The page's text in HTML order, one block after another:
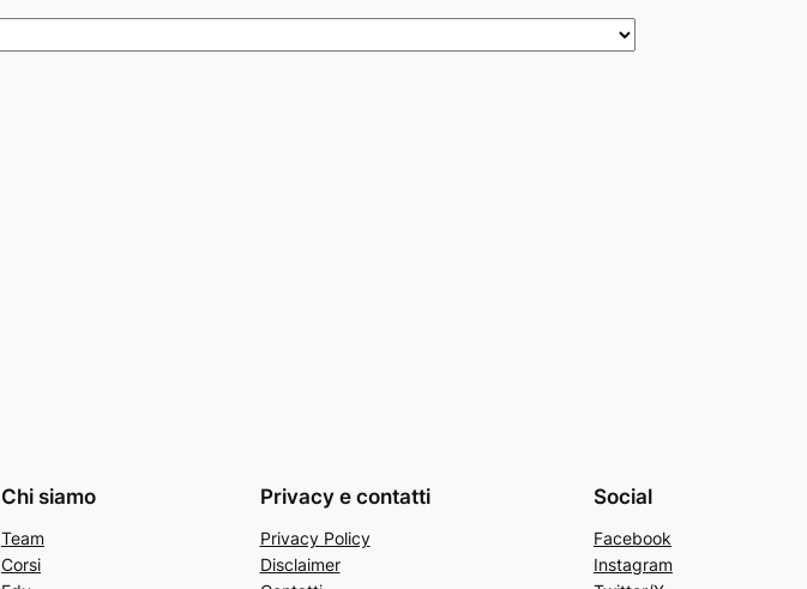
Chi siamo
Team
Corsi
Privacy e contatti
Privacy Policy
Disclaimer
Social
Facebook
Instagram